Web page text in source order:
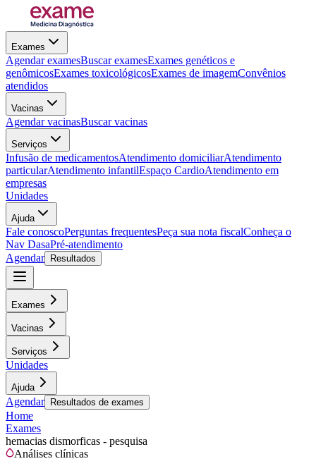
Exames
Agendar examesBuscar examesExames genéticos e
genômicosExames toxicológicosExames de imagemConvênios
atendidos
Vacinas
Agendar vacinasBuscar vacinas
Serviços
Infusão de medicamentosAtendimento domiciliarAtendimento
particularAtendimento infantilEspaço CardioAtendimento em
empresas
Unidades
Ajuda
Fale conoscoPerguntas frequentesPeça sua nota fiscalConheça o
Nav DasaPré-atendimento
Agendar
Resultados
Exames
Vacinas
Serviços
Unidades
Ajuda
Agendar Resultados de exames
Home
Exames
hemacias dismorficas - pesquisa
Análises clínicas